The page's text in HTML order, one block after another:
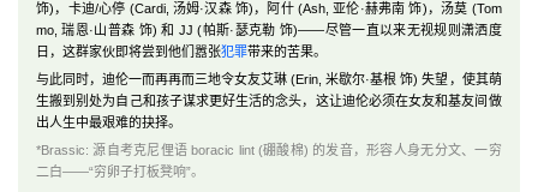
饰)，卡迪/心停 (Cardi, 汤姆·汉森 饰)，阿什 (Ash, 亚伦·赫弗南 饰)，汤莫 (Tom
mo, 瑞恩·山普森 饰) 和 JJ (帕斯·瑟克勒 饰)——尽管一直以来无视规则潇洒度
日，这群家伙即将尝到他们嚣张犯罪带来的苦果。
与此同时，迪伦一而再再而三地令女友艾琳 (Erin, 米歇尔·基根 饰) 失望，使其萌
生搬到别处为自己和孩子谋求更好生活的念头，这让迪伦必须在女友和基友间做
出人生中最艰难的抉择。
*Brassic: 源自考克尼俚语 boracic lint (硼酸棉) 的发音，形容人身无分文、一穷
二白——“穷卵子打板凳响”。